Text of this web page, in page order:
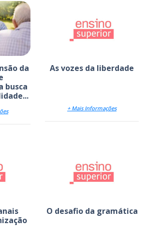
da
busca
As vozes da liberdade
+ Mais Informações
O desafio da gramática